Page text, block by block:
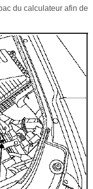
du calculateur afin de